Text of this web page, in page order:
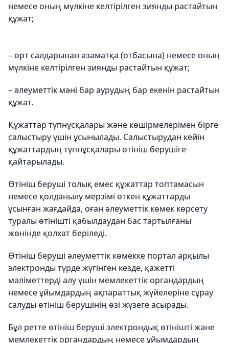
немесе оның мүлкіне келтірілген зиянды растайтын
құжат;
– өрт салдарынан азаматқа (отбасына) немесе оның
мүлкіне келтірілген зиянды растайтын құжат;
– әлеуметтік мәні бар аурудың бар екенін растайтын
құжат.
Құжаттар түпнұсқалары және көшірмелерімен бірге
салыстыру үшін ұсынылады. Салыстырудан кейін
құжаттардың түпнұсқалары өтініш берушіге
қайтарылады.
Өтініш беруші толық емес құжаттар топтамасын
немесе қолданылу мерзімі өткен құжаттарды
ұсынған жағдайда, оған әлеуметтік көмек көрсету
туралы өтінішті қабылдаудан бас тартылғаны
жөнінде қолхат беріледі.
Өтініш беруші әлеуметтік көмекке портал арқылы
электронды түрде жүгінген кезде, қажетті
мәліметтерді алу үшін мемлекеттік органдардың
немесе ұйымдардың ақпараттық жүйелеріне сұрау
салуды өтініш берушінің өзі жүзеге асырады.
Бұл ретте өтініш беруші электрондық өтінішті және
мемлекеттік органдардың немесе ұйымдардың